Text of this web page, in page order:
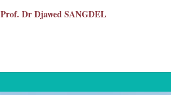
Prof. Dr Djawed SANGDEL